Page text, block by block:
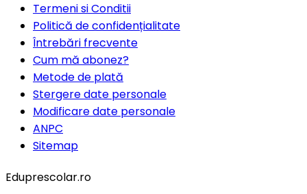
Termeni si Conditii
Politică de confidențialitate
Întrebări frecvente
Cum mă abonez?
Metode de plată
Stergere date personale
Modificare date personale
ANPC
Sitemap
Eduprescolar.ro